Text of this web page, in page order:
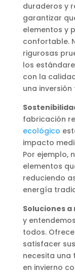
duraderos y
garantizar
elementos y
confortable.
rigurosas
los
con la
una
fabricación
ecológico
impacto
Por ejemplo,
elementos
reduciendo
energía
Soluciones a
y
todos.
satisfacer
necesita
en invierno